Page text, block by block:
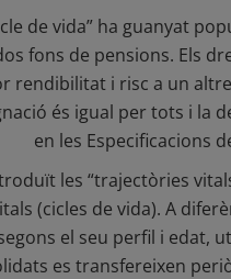
de vida” ha guanyat
fons de pensions. Els
rendibilitat i risc a un
és igual per tots i la
en les Especificacions
les “trajectòries
(cicles de vida). A
el seu perfil i edat,
es transfereixen